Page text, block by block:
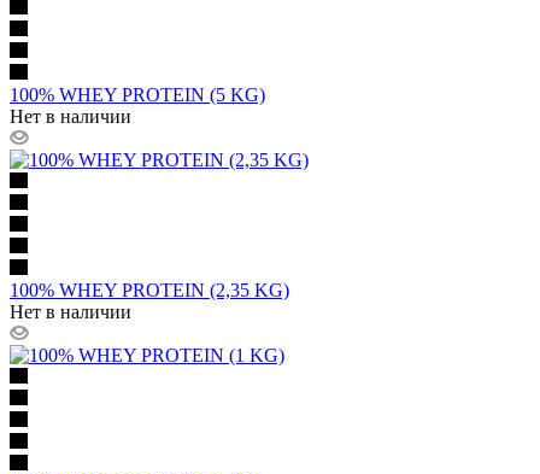
100% WHEY PROTEIN (5 KG)
Нет в наличии
100% WHEY PROTEIN (2,35 KG)
Нет в наличии